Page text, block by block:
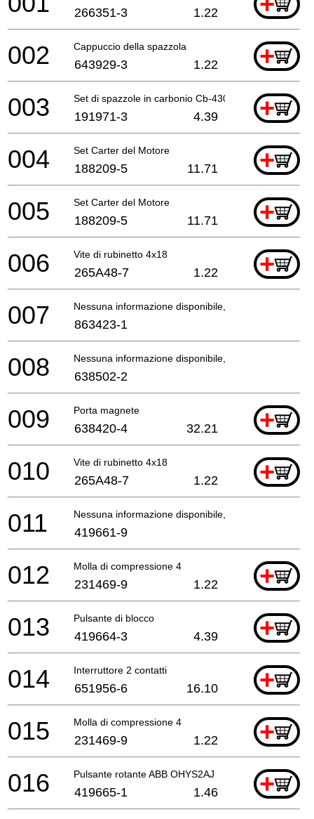
266351-3 1.22
Cappuccio della spazzola +
002 643929-3 1.22
Set di spazzole in carbonio Cb-430 +
003 191971-3 4.39
Set Carter del Motore +
004 188209-5 11.71
Set Carter del Motore +
005 188209-5 11.71
Vite di rubinetto 4x18 +
006 265A48-7 1.22
Nessuna informazione disponibile, non ordinabile
007 863423-1
Nessuna informazione disponibile, non ordinabile
008 638502-2
Porta magnete +
009 638420-4 32.21
Vite di rubinetto 4x18 +
010 265A48-7 1.22
Nessuna informazione disponibile, non ordinabile
011 419661-9
Molla di compressione 4 +
012 231469-9 1.22
Pulsante di blocco +
013 419664-3 4.39
Interruttore 2 contatti +
014 651956-6 16.10
Molla di compressione 4 +
015 231469-9 1.22
Pulsante rotante ABB OHYS2AJ +
016 419665-1 1.46